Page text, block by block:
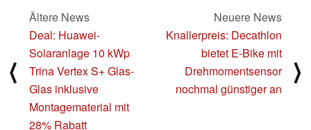
⟨
Ältere News
Deal: Huawei-
Solaranlage 10 kWp
Trina Vertex S+ Glas-
Glas inklusive
Montagematerial mit
28% Rabatt
Neuere News
Knallerpreis: Decathlon
bietet E-Bike mit
Drehmomentsensor
nochmal günstiger an
⟩